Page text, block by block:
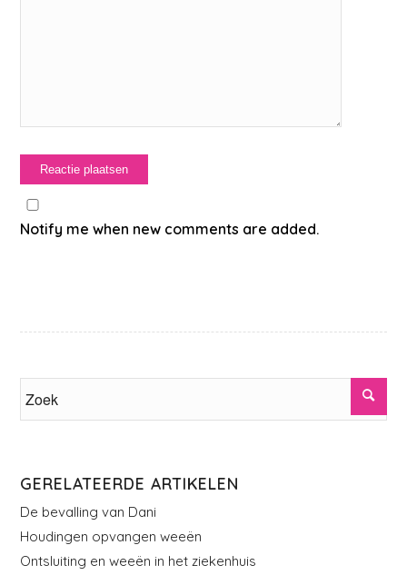
Notify me when new comments are added.
GERELATEERDE ARTIKELEN
De bevalling van Dani
Houdingen opvangen weeën
Ontsluiting en weeën in het ziekenhuis